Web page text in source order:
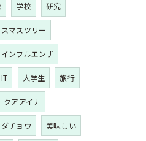
学校 研究
マスツリー
インフルエンザ
IT 大学生 旅行
クアアイナ
ダチョウ 美味しい